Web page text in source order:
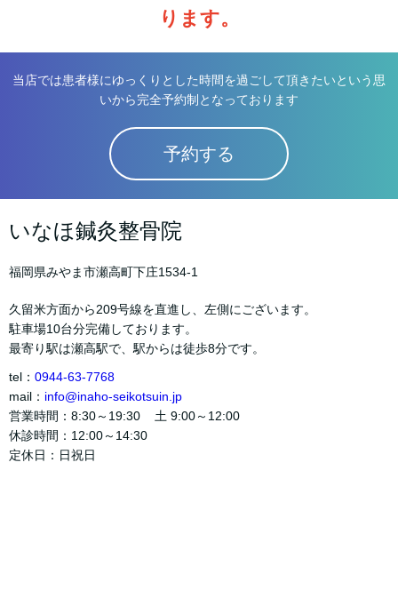
ります。
当店では患者様にゆっくりとした時間を過ごして頂きたいという思
いから完全予約制となっております
予約する
いなほ鍼灸整骨院
福岡県みやま市瀬高町下庄1534-1
久留米方面から209号線を直進し、左側にございます。
駐車場10台分完備しております。
最寄り駅は瀬高駅で、駅からは徒歩8分です。
tel： 0944-63-7768
mail： info@inaho-seikotsuin.jp
営業時間：8:30～19:30 土 9:00～12:00
休診時間：12:00～14:30
定休日：日祝日